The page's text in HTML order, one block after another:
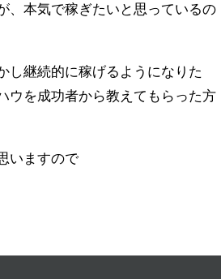
、本気で稼ぎたいと思っているの
し継続的に稼げるようになりた
ウを成功者から教えてもらった方
いますので